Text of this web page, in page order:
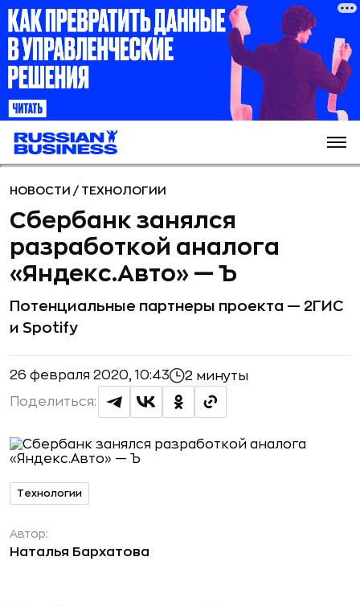
НОВОСТИ / ТЕХНОЛОГИИ
Сбербанк занялся
разработкой аналога
«Яндекс.Авто» — Ъ
Потенциальные партнеры проекта — 2ГИС
и Spotify
26 февраля 2020, 10:43 2 минуты
Поделиться:
Технологии
Автор:
Наталья Бархатова